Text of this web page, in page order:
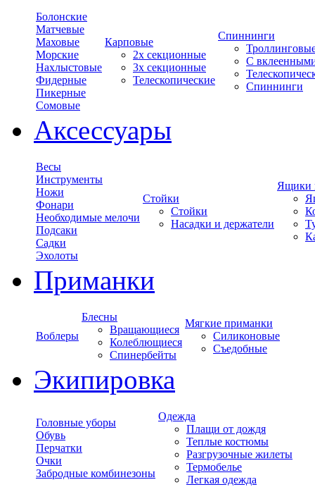
Болонские
Матчевые
Маховые
Морские
Нахлыстовые
Фидерные
Пикерные
Сомовые
Карповые
2х секционные
3х секционные
Телескопические
Спиннинги
С
Спиннинги
Аксессуары
Весы
Инструменты
Ножи
Фонари
Необходимые мелочи
Подсаки
Садки
Эхолоты
Стойки
Стойки
Насадки и держатели
Ящики
Приманки
Воблеры
Блесны
Вращающиеся
Колеблющиеся
Спинербейты
Мягкие приманки
Силиконовые
Съедобные
Экипировка
Головные уборы
Обувь
Перчатки
Очки
Забродные комбинезоны
Одежда
Плащи от дождя
Теплые костюмы
Разгрузочные жилеты
Термобелье
Легкая одежда